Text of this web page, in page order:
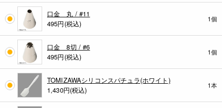
口金 丸 / #11
495円(税込)
1個
口金 8切 / #6
495円(税込)
1個
TOMIZAWAシリコンスパチュラ(ホワイト)
1,430円(税込)
1本